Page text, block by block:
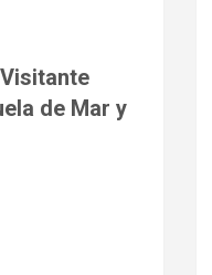
de Mar y